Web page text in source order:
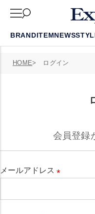
BRANDITEMNEWS
HOME ログイン
会員登録
メールアドレス